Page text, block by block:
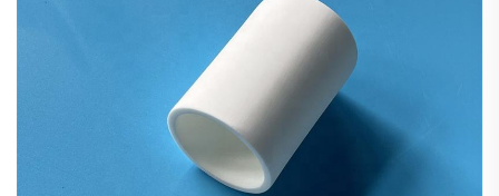
전자 서브스트레이트 및 패키징에서 널리 사용되는 고
경량성: 금속의 밀도의 1/3~1/2에 불과하여 장비의 무게
를 줄이고 에너지 효율을 향상시킵니다.
성분과 용도에 따라 산업용 세라믹은 다음과 같은 범주